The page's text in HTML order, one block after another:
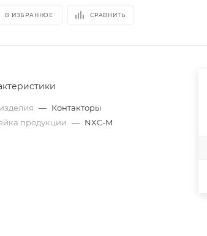
В ИЗБРАННОЕ СРАВНИТЬ
— Контакторы
продукции — NXC-M